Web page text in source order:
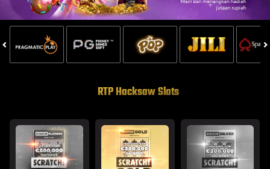
RTP Hacksaw Slots